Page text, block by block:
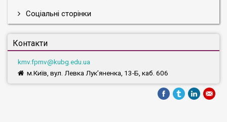
Соціальні сторінки
Контакти
kmv.fpmv@kubg.edu.ua
м.Київ, вул. Левка Лук’яненка, 13-Б, каб. 606